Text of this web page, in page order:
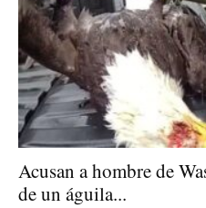
Acusan a hombre de
de un águila...